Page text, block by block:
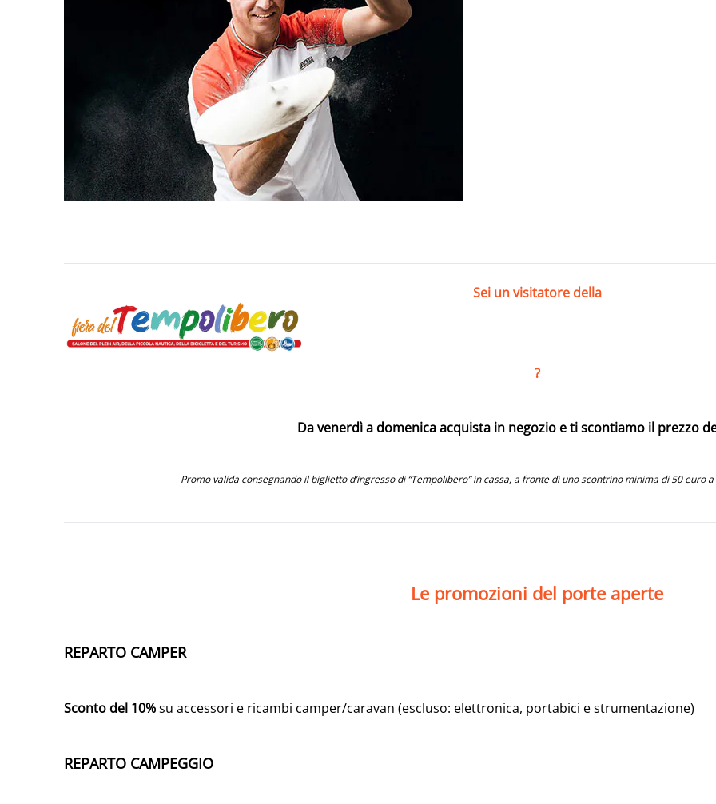
Sei un visitatore della
?
Da venerdì a domenica acquista in negozio e ti scontiamo il prezzo
Promo valida consegnando il biglietto d’ingresso di “Tempolibero” in cassa, a fronte di uno scontrino minima di 50 euro
Le promozioni del porte aperte
REPARTO CAMPER
Sconto del 10%su accessori e ricambi camper/caravan (escluso: elettronica, portabici e strumentazione)
REPARTO CAMPEGGIO